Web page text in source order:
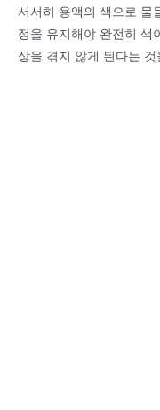
서서히 용액의 색으로 물
정을 유지해야 완전히 색
상을 겪지 않게 된다는